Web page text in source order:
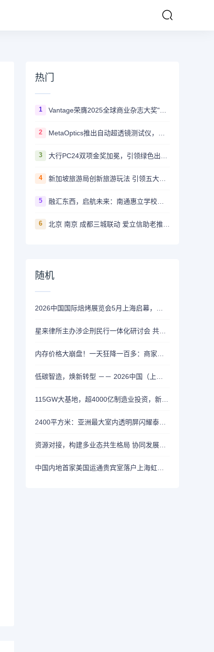
热门
1 Vantage荣膺2025全球商业杂志大奖"亚太最佳在线交易平台"
2
3
4 新加坡旅游局创新旅游玩法 引领五大核心玩家解锁"反正好玩"之旅
5 融汇东西，启航未来：南通惠立学校海外学生寄宿项目正式启动
6
随机